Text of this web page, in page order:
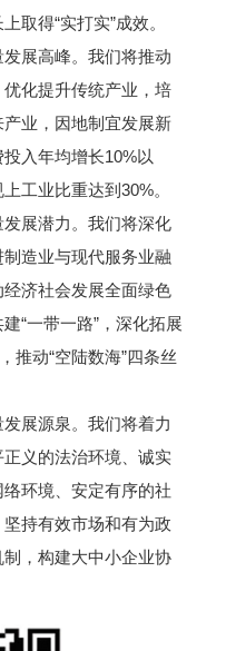
取得“实打实”成效。
展高峰。我们将推动
化提升传统产业，培
业，因地制宜发展新
入年均增长10%以
工业比重达到30%。
展潜力。我们将深化
造业与现代服务业融
济社会发展全面绿色
“一带一路”，深化拓展
推动“空陆数海”四条丝
展源泉。我们将着力
义的法治环境、诚实
环境、安定有序的社
持有效市场和有为政
，构建大中小企业协